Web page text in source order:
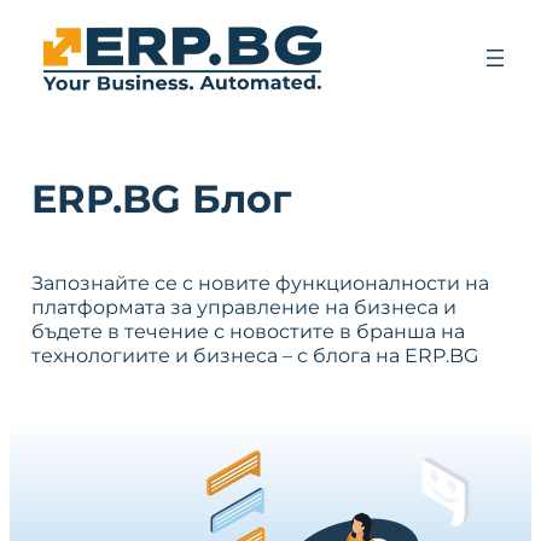
ERP.BG Блог
Запознайте се с новите функционалности на
платформата за управление на бизнеса и
бъдете в течение с новостите в бранша на
технологиите и бизнеса – с блога на ERP.BG